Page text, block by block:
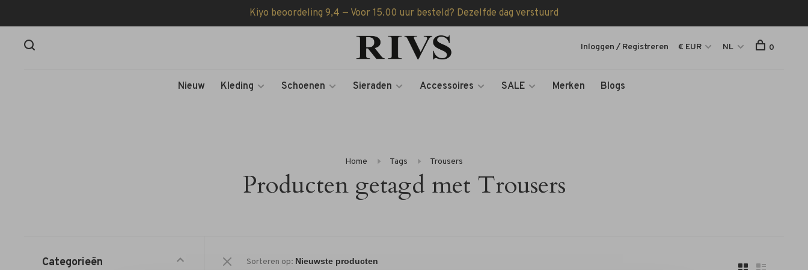
Kiyo beoordeling 9,4 — Voor 15.00 uur besteld? Dezelfde dag verstuurd
Nieuw Kleding Schoenen Sieraden Accessoires SALE Merken Blogs
Inloggen / Registreren € EUR NL 0
Home Tags Trousers
Producten getagd met Trousers
Categorieën Sorteren op: